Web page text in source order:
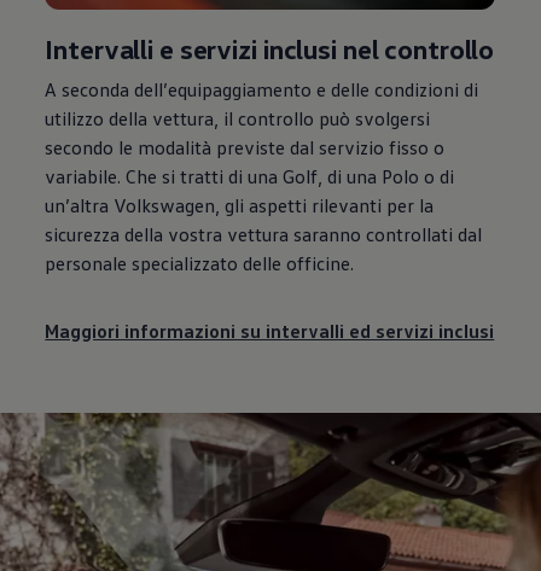
Intervalli e servizi inclusi nel controllo
A seconda dell’equipaggiamento e delle condizioni di
utilizzo della vettura, il controllo può svolgersi
secondo le modalità previste dal servizio fisso o
variabile. Che si tratti di una Golf, di una Polo o di
un’altra Volkswagen , gli aspetti rilevanti per la
sicurezza della vostra vettura saranno controllati dal
personale specializzato delle officine.
Maggiori informazioni su intervalli ed servizi inclusi